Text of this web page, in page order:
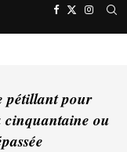
pétillant pour
cinquantaine ou